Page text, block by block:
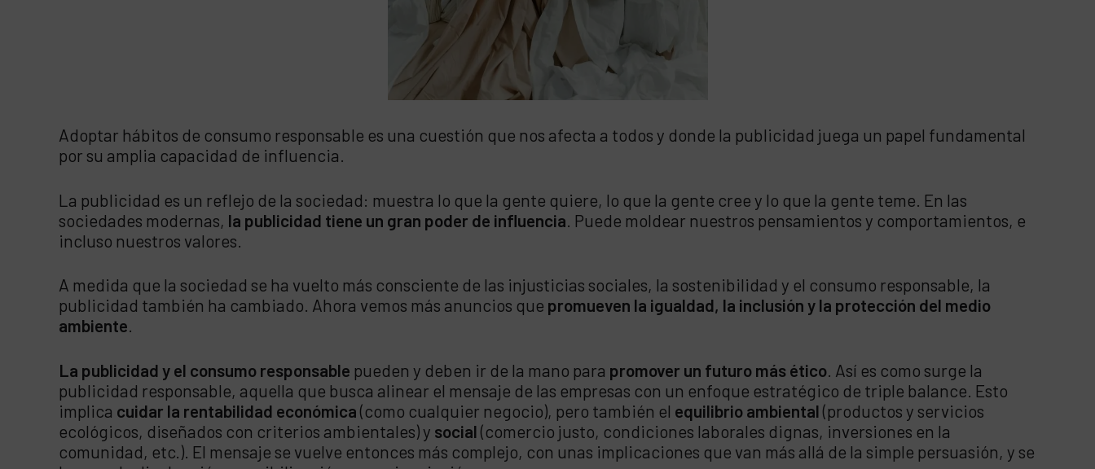
Adoptar hábitos de consumo responsable es una cuestión que nos afecta a todos y donde la publicidad juega un papel fundamental
por su amplia capacidad de influencia.
La publicidad es un reflejo de la sociedad: muestra lo que la gente quiere, lo que la gente cree y lo que la gente teme. En las
sociedades modernas, la publicidad tiene un gran poder de influencia . Puede moldear nuestros pensamientos y comportamientos, e
incluso nuestros valores.
A medida que la sociedad se ha vuelto más consciente de las injusticias sociales, la sostenibilidad y el consumo responsable, la
publicidad también ha cambiado. Ahora vemos más anuncios que promueven la igualdad, la inclusión y la protección del medio
ambiente.
La publicidad y el consumo responsable pueden y deben ir de la mano para promover un futuro más ético. Así es como surge la
publicidad responsable, aquella que busca alinear el mensaje de las empresas con un enfoque estratégico de triple balance. Esto
implica cuidar la rentabilidad económica (como cualquier negocio), pero también el equilibrio ambiental (productos y servicios
ecológicos, diseñados con criterios ambientales) y social (comercio justo, condiciones laborales dignas, inversiones en la
comunidad, etc.). El mensaje se vuelve entonces más complejo, con unas implicaciones que van más allá de la simple persuasión, y se